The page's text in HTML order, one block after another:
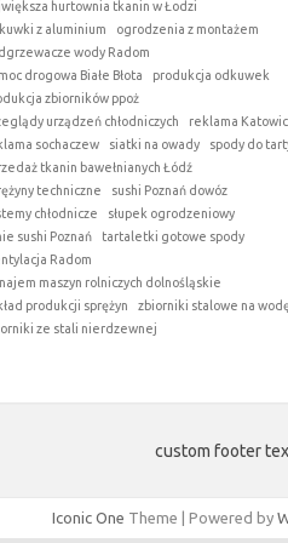
hurtownia tkanin w Łodzi
z aluminium
ogrodzenia z montażem
wody Radom
drogowa Białe Błota
produkcja odkuwek
zbiorników ppoż
urządzeń chłodniczych
reklama
sochaczew
siatki na owady
spody do
tkanin bawełnianych Łódź
techniczne
sushi Poznań dowóz
chłodnicze
słupek ogrodzeniowy
sushi Poznań
tartaletki gotowe spody
Radom
maszyn rolniczych dolnośląskie
produkcji sprężyn
zbiorniki stalowe na
ze stali nierdzewnej
custom footer
Iconic One Theme | Powered by